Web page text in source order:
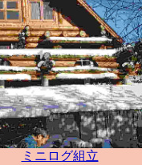
ミニログ組立